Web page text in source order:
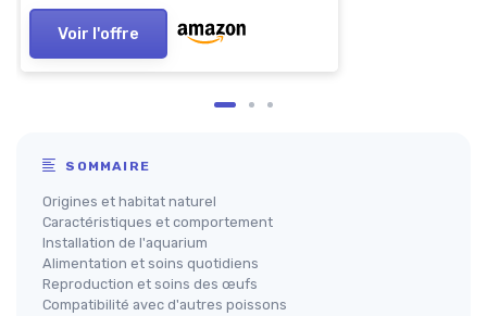
Voir l'offre
SOMMAIRE
Origines et habitat naturel
Caractéristiques et comportement
Installation de l'aquarium
Alimentation et soins quotidiens
Reproduction et soins des œufs
Compatibilité avec d'autres poissons